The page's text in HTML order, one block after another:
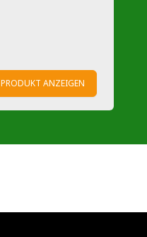
PRODUKT ANZEIGEN